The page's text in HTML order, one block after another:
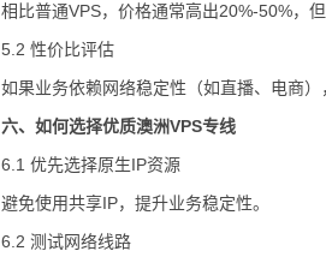
相比普通VPS，价格通常高出20%-50%，但
5.2 性价比评估
如果业务依赖网络稳定性（如直播、电商）
六、如何选择优质澳洲VPS专线
6.1 优先选择原生IP资源
避免使用共享IP，提升业务稳定性。
6.2 测试网络线路